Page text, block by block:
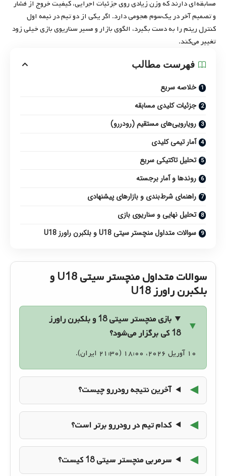
مسابقه‌ای دارند که وزن زیادی روی جزئیات اجرایی، کیفیت خروج از فشار
و تصمیم آخر در یک‌سوم هجومی دارد. اگر یکی از دو تیم در نیمه اول
کنترل ریتم را به دست بگیرد، الگوی بازار و مسیر سناریوی بازی خیلی زود
تغییر می‌کند.
فهرست مطالب
خلاصه سریع
جزئیات کلیدی مسابقه
رویارویی‌های مستقیم (رودررو)
آمار تیمی کلیدی
تحلیل تاکتیکی سریع
روندها و آمار برجسته
راهنمای شرط‌بندی و بازار‌های پیشنهادی
تحلیل نهایی و سناریوی بازی
سوالات متداول منچستر سیتی U18 و بلکبرن راورز U18
سوالات متداول منچستر سیتی U18 و
بلکبرن راورز U18
بازی منچستر سیتی 18 و بلکبرن راورز
18 کی برگزار می‌شود؟
۱۰ آوریل ۲۰۲۶، ۱۸:۰۰ (۲۱:۳۰ ایران).
آخرین نتیجه رودررو چیست؟
کدام تیم در رودررو برتر است؟
سرمربی منچستر سیتی 18 کیست؟